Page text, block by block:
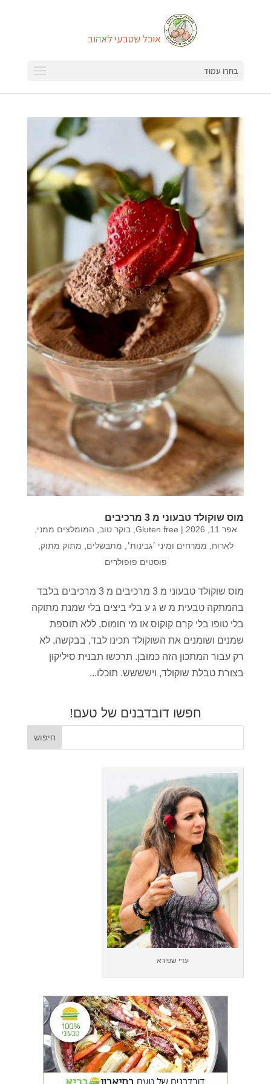
בחרו עמוד
מוס שוקולד טבעוני מ 3 מרכיבים
אפר 11, 2026 |
Gluten free בוקר טוב המומלצים ממני
לארוח
ממרחים ומיני ׳גבינות׳ מתבשלים מתוק מתוק
פוסטים פופולרים
מוס שוקולד טבעוני מ 3 מרכיבים מ 3 מרכיבים בלבד
בהמתקה טבעית מ ש ג ע בלי ביצים בלי שמנת מתוקה
בלי טופו בלי קרם קוקוס או מי חומוס, ללא תוספת
שמנים ושומנים את השוקולד תכינו לבד, בבקשה, לא
רק עבור המתכון הזה כמובן. תרכשו תבנית סיליקון
בצורת טבלת שוקולד, וישששש. תוכלו...
חפשו דובדבנים של טעם!
עדי שפירא